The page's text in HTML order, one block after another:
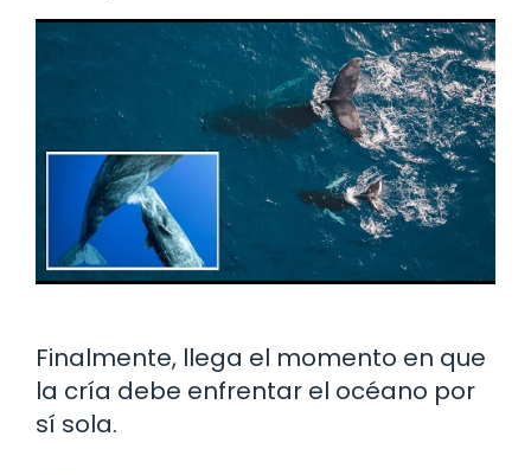
Finalmente, llega el momento en que
la cría debe enfrentar el océano por
sí sola.